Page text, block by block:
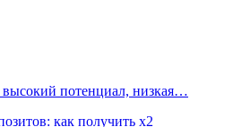
потенциал, низкая…
как получить х2